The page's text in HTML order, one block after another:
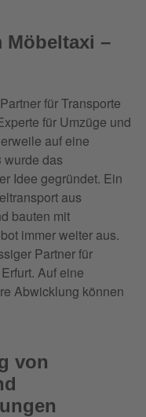
Möbeltaxi –
für Transporte
für Umzüge und
auf eine
wurde das
Idee gegründet. Ein
aus
bauten mit
immer weiter aus.
Partner für
Auf eine
Abwicklung können
von